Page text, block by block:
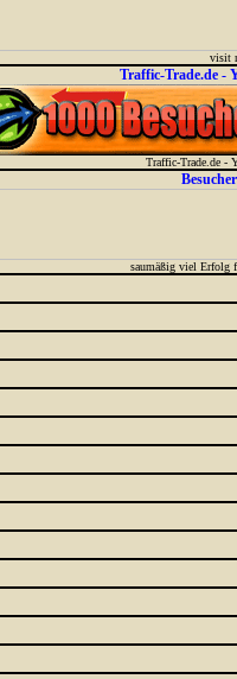
visit
Traffic-Trade.de -
Traffic-Trade.de -
saumäßig viel Erfolg